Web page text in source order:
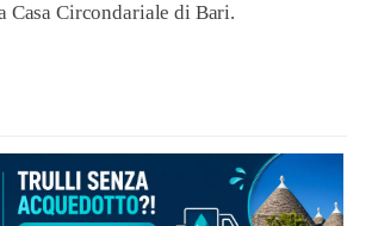
Casa Circondariale di Bari.